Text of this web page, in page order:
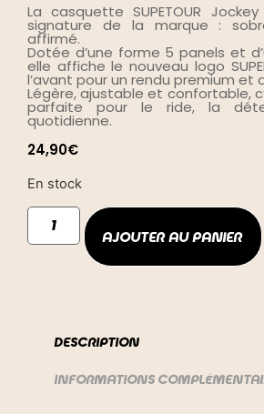
La casquette SUPETOUR
signature de la marque :
affirmé.
Dotée d’une forme 5 panels et
elle affiche le nouveau logo
l’avant pour un rendu premium et
Légère, ajustable et confortable,
parfaite pour le ride, la
quotidienne.
24,90€
En stock
AJOUTER AU PANIER
DESCRIPTION
INFORMATIONS